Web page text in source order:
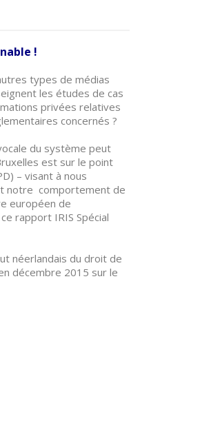
!
types de médias
les études de cas
privées relatives
concernés ?
du système peut
est sur le point
– visant à nous
notre comportement de
européen de
rapport IRIS Spécial
néerlandais du droit de
décembre 2015 sur le